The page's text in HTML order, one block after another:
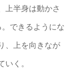
上半身は動かさ
できるようにな
、上を向きなが
いく。